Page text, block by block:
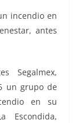
incendio en
antes
Segalmex,
un grupo de
en su
Escondida,